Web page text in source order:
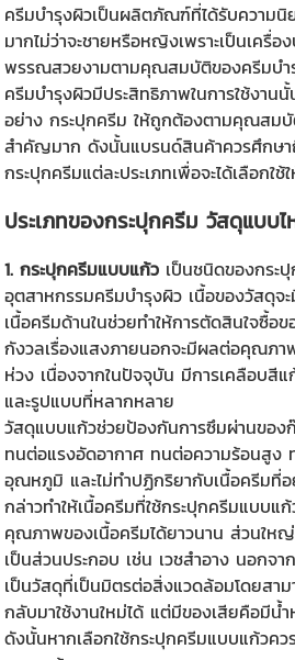
ครีมบำรุงผิวเป็นผลิตภัณฑ์ที่ได้รับความนิ
มากไม่ว่าจะชายหรือหญิงเพราะเป็นเครื่
พรรณสวยงามตามคุณสมบัติของครีมบำ
ครีมบำรุงผิวมีประสิทธิภาพในการใช้งาน
อย่าง กระปุกครีม ให้ถูกต้องตามคุณสม
สำคัญมาก ดังนั้นแบรนด์สินค้าควรศึกษา
กระปุกครีมแต่ละประเภทเพื่อจะได้เลือกใ
ประเภทของกระปุกครีม วัสดุแบบ
1. กระปุกครีมแบบแก้ว เป็นชนิดของกระ
อุตสาหกรรมครีมบำรุงผิว เนื้อของวัสดุจะ
เนื้อครีมด้านในช่วยทำให้การตัดสินใจซื้อ
กังวลเรื่องแสงภายนอกจะมีผลต่อคุณภา
ห่วง เนื่องจากในปัจจุบัน มีการเคลือบสี
และรูปแบบที่หลากหลาย
วัสดุแบบแก้วช่วยป้องกันการซึมผ่านของ
ทนต่อแรงอัดอากาศ ทนต่อความร้อนสูง
อุณหภูมิ และไม่ทำปฏิกริยากับเนื้อครีม
กล่าวทำให้เนื้อครีมที่ใช้กระปุกครีมแบบแ
คุณภาพของเนื้อครีมได้ยาวนาน ส่วนให
เป็นส่วนประกอบ เช่น เวชสำอาง นอกจ
เป็นวัสดุที่เป็นมิตรต่อสิ่งแวดล้อมโดยสาม
กลับมาใช้งานใหม่ได้ แต่มีของเสียคือมีน้
ดังนั้นหากเลือกใช้กระปุกครีมแบบแก้วคว